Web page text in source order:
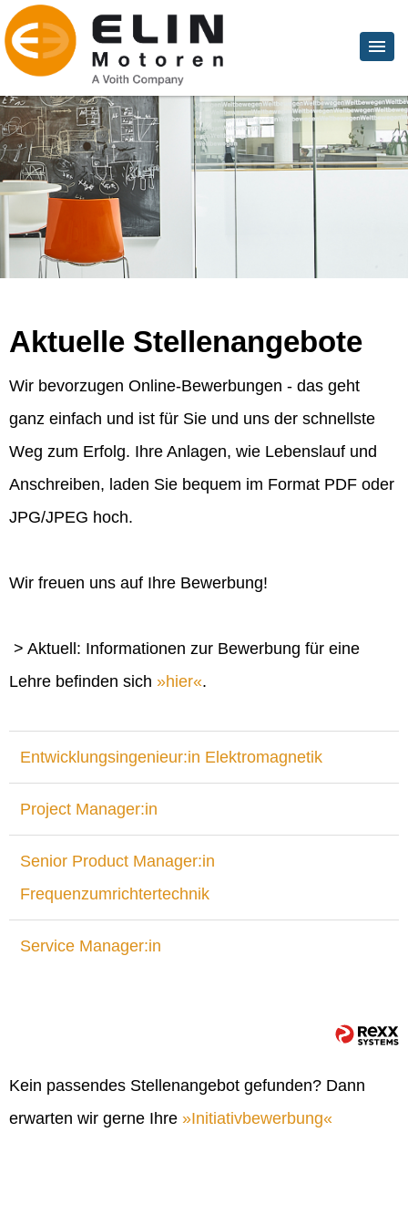
Aktuelle Stellenangebote
Wir bevorzugen Online-Bewerbungen - das geht
ganz einfach und ist für Sie und uns der schnellste
Weg zum Erfolg. Ihre Anlagen, wie Lebenslauf und
Anschreiben, laden Sie bequem im Format PDF oder
JPG/JPEG hoch.
Wir freuen uns auf Ihre Bewerbung!
> Aktuell: Informationen zur Bewerbung für eine
Lehre befinden sich
hier .
Entwicklungsingenieur:in Elektromagnetik
Project Manager:in
Senior Product Manager:in
Frequenzumrichtertechnik
Service Manager:in
Kein passendes Stellenangebot gefunden? Dann
erwarten wir gerne Ihre
Initiativbewerbung